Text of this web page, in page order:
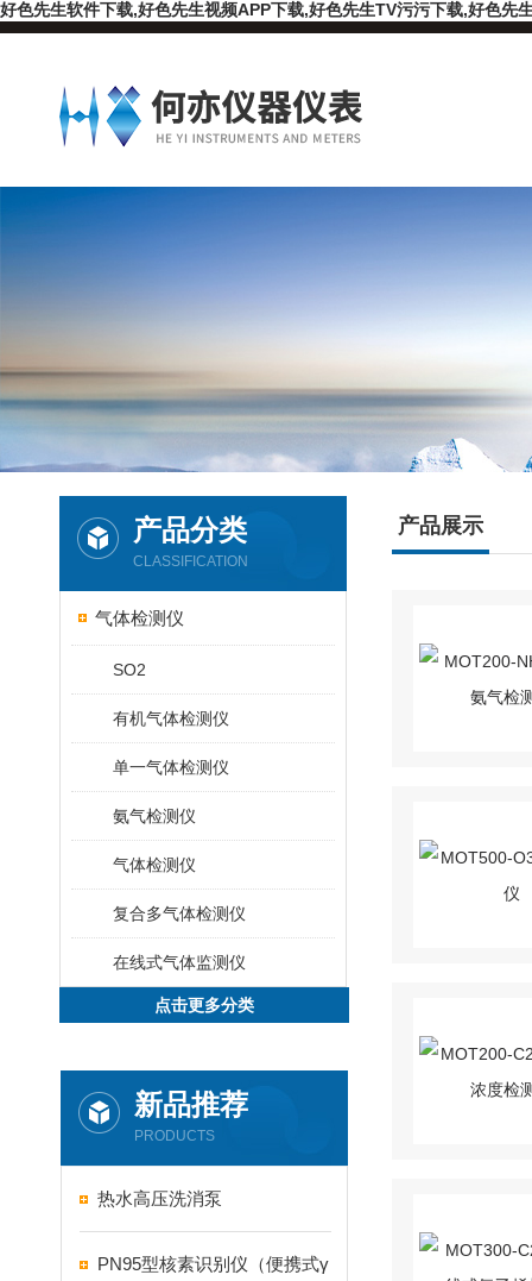
好色先生软件下载,好色先生视频APP下载,好色先生TV污污下载,好色先
产品分类
CLASSIFICATION
气体检测仪
SO2
有机气体检测仪
单一气体检测仪
氨气检测仪
气体检测仪
复合多气体检测仪
在线式气体监测仪
点击更多分类
新品推荐
PRODUCTS
热水高压洗消泵
PN95型核素识别仪（便携式γ
产品展示